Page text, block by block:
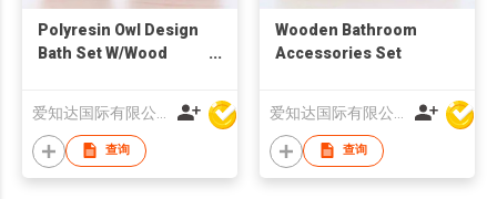
Polyresin Owl Design
Bath Set W/Wood
查询
Wooden Bathroom
Accessories Set
查询